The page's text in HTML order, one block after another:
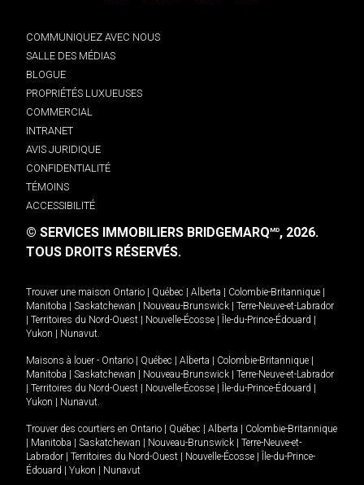
COMMUNIQUEZ AVEC NOUS
SALLE DES MÉDIAS
BLOGUE
PROPRIÉTÉS LUXUEUSES
COMMERCIAL
INTRANET
AVIS JURIDIQUE
CONFIDENTIALITÉ
TÉMOINS
ACCESSIBILITÉ
© SERVICES IMMOBILIERS BRIDGEMARQMD, 2026.
TOUS DROITS RÉSERVÉS.
Trouver une maison Ontario Québec Alberta Colombie-Britannique
Manitoba
Saskatchewan Nouveau-Brunswick
Terre-Neuve-et-Labrador
Territoires du Nord-Ouest Nouvelle-Écosse Île-du-Prince-Édouard
Yukon
Nunavut.
Maisons à louer - Ontario Québec Alberta Colombie-Britannique
Manitoba
Saskatchewan Nouveau-Brunswick
Terre-Neuve-et-Labrador
Territoires du Nord-Ouest Nouvelle-Écosse Île-du-Prince-Édouard
Yukon
Nunavut.
Trouver des courtiers en Ontario Québec Alberta
Colombie-Britannique
Manitoba Saskatchewan Nouveau-Brunswick
Terre-Neuve-et-
Labrador
Territoires du Nord-Ouest Nouvelle-Écosse
Île-du-Prince-
Édouard
Yukon Nunavut